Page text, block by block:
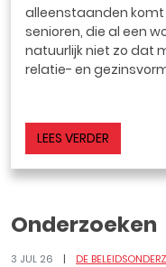
alleenstaanden komt
senioren, die al een
natuurlijk niet zo dat
relatie- en
LEES VERDER
Onderzoeken
3 JUL 26 DE